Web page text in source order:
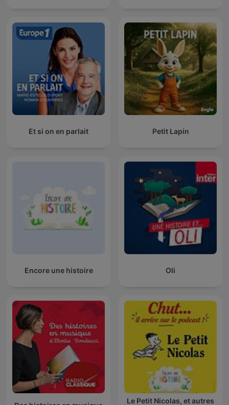
Et si on en parlait Petit Lapin
Encore une histoire Oli
Le Petit Nicolas, et autres